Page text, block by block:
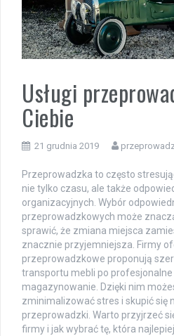
Usługi
Ciebie
21 grudnia 2019
Przeprowadzka to często
nie tylko czasu, ale także
organizacyjnych. Wybór
przeprowadzkowych może
sprawić, że zmiana miejsca
znacznie przyjemniejsza. Firmy
przeprowadzkowe proponują
transportu mebli po profesjonalne
magazynowanie. Dzięki nim
zminimalizować stres i skupić się
przeprowadzki. Warto przyjrzeć
firmy i jak wybrać tę, która